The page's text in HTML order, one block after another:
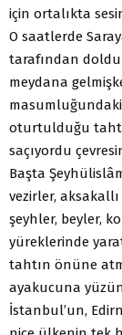
için ortalıkta
O saatlerde
tarafından
meydana
masumluğundaki
oturtulduğu
saçıyordu
Başta
vezirler,
şeyhler, beyler,
yüreklerinde
tahtın önüne
ayakucuna
İstanbul’un,